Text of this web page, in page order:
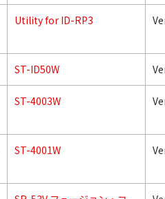
Utility for ID-RP3
ST-ID50W
ST-4003W
ST-4001W